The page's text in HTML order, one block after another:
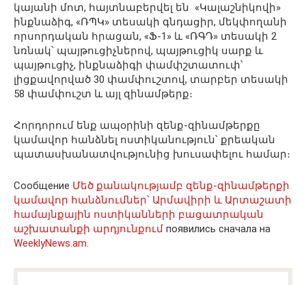
կայանի մոտ, հայտնաբերվել են «Կալաշնիկովի»
ինքնաձիգ, «ՌՊԿ» տեսակի գնդացիր, մեկփողանի
որսորդական հրացան, «Ֆ-1» և «ՌԳԴ» տեսակի 2
նռնակ՝ պայթուցիչներով, պայթուցիկ սարք և
պայթուցիչ, ինքնաձիգի փամփշտատուփ՝
լիցքավորված 30 փամփուշտով, տարբեր տեսակի
58 փամփուշտ և այլ զինամթերք։
Հորդորում ենք ապօրինի զենք-զինամթերքը
կամավոր հանձնել ոստիկանություն՝ քրեական
պատասխանատվությունից խուսափելու համար։
Сообщение Մեծ քանակությամբ զենք-զինամթերքի
կամավոր հանձնումներ՝ Արմավիրի և Արտաշատի
համայնքային ոստիկանների բացատրական
աշխատանքի արդյունքում появились сначала на
WeeklyNews.am.